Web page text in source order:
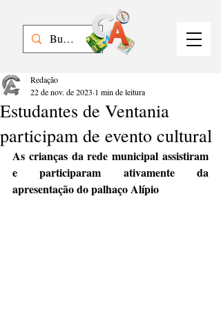
Estudantes de Ventania
participam de evento cultural
Redação
22 de nov. de 2023 1 min de leitura
As crianças da rede municipal assistiram
e participaram ativamente da
apresentação do palhaço Alípio